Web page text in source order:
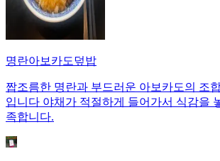
명란아보카도덮밥
짭조름한 명란과 부드러운 아보카도의 조
입니다 야채가 적절하게 들어가서 식감을
족합니다.